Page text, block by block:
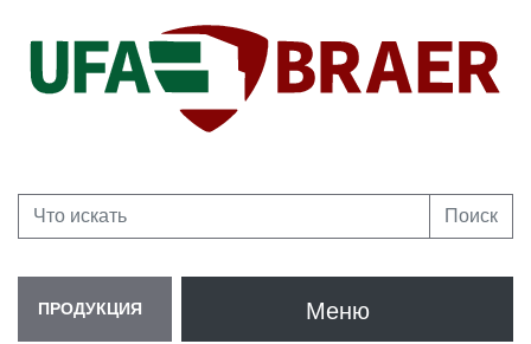
Поиск
ПРОДУКЦИЯ Меню